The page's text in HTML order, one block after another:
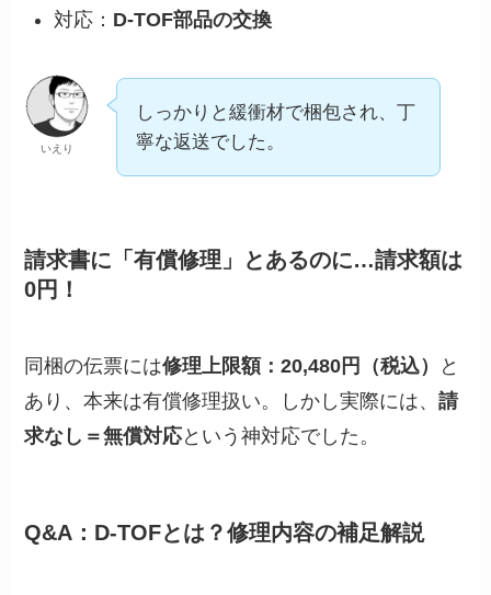
対応： D-TOF部品の交換
いえり
しっかりと緩衝材で梱包され、丁
寧な返送でした。
請求書に「有償修理」とあるのに…請求額は
0円！
同梱の伝票には修理上限額：20,480円（税込）
と
あり、本来は有償修理扱い。しかし実際には、請
求なし＝無償対応という神対応でした。
Q&A：D-TOFとは？修理内容の補足解説